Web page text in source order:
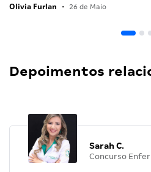
Olivia Furlan • 26 de Maio
Depoimentos
Sarah C.
Concurso